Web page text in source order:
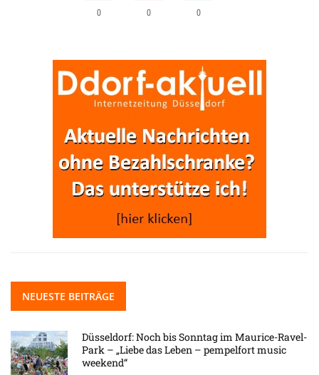
0 0 0
NEUESTE BEITRÄGE
Düsseldorf: Noch bis Sonntag im Maurice-Ravel-
Park – „Liebe das Leben – pempelfort music
weekend“